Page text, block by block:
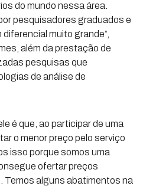
do mundo nessa área.
pesquisadores graduados e
muito grande”,
além da prestação de
pesquisas que
de análise de
é que, ao participar de uma
o menor preço pelo serviço
isso porque somos uma
ofertar preços
Temos alguns abatimentos na